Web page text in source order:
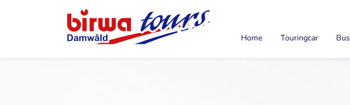
Home Touringcar